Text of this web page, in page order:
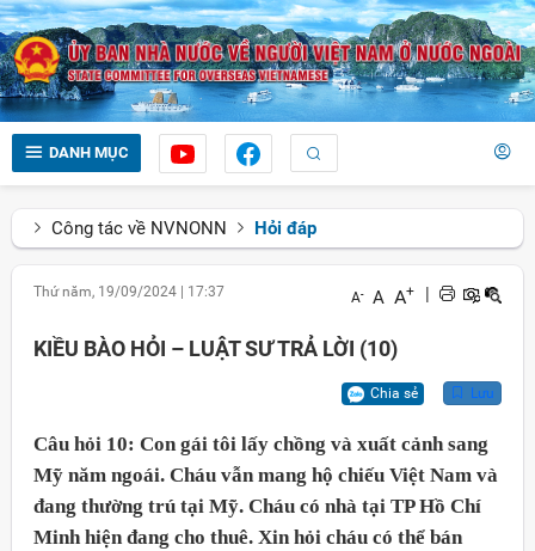
DANH MỤC
Công tác về NVNONN Hỏi đáp
Thứ năm, 19/09/2024 17:37 A- A A+ |
KIỀU BÀO HỎI – LUẬT SƯ TRẢ LỜI (10)
Chia sẻ Lưu
Câu hỏi 10: Con gái tôi lấy chồng và xuất cảnh sang
Mỹ năm ngoái. Cháu vẫn mang hộ chiếu Việt Nam và
đang thường trú tại Mỹ. Cháu có nhà tại TP Hồ Chí
Minh hiện đang cho thuê. Xin hỏi cháu có thể bán